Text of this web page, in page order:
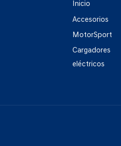
Inicio
Accesorios
MotorSport
Cargadores
eléctricos